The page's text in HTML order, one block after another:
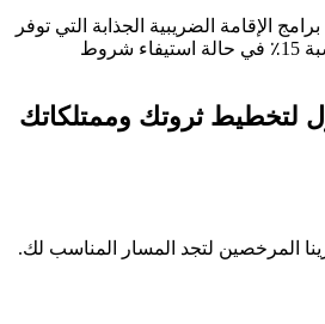
الإقامة الضريبية الجذابة التي توفر
معدل ضريبة ثابتًا جذابًا بنسبة 15٪ في حالة استيفاء شروط
لتخطيط ثروتك وممتلكاتك
المرخصين لتجد المسار المناسب لك.